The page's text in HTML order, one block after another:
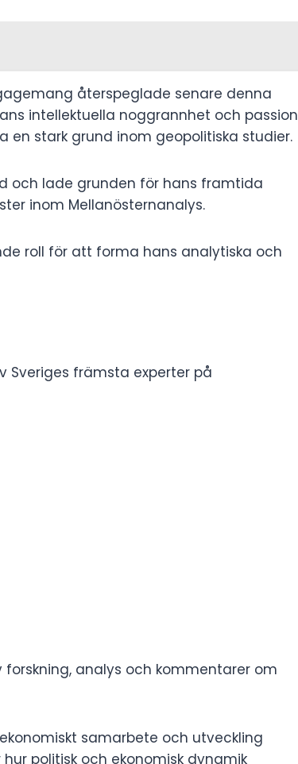
återspeglade senare denna
intellektuella noggrannhet och passion
stark grund inom geopolitiska studier.
och lade grunden för hans framtida
inom Mellanösternanalys.
roll för att forma hans analytiska och
Sveriges främsta experter på
analys och kommentarer om
samarbete och utveckling
politisk och ekonomisk dynamik